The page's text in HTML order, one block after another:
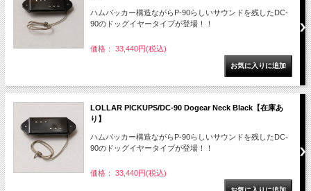
ハムバッカー構造ながらP-90らしいサウンドを残したDC-
90のドッグイヤータイプが登場！！
価格： 33,440円(税込)
LOLLAR PICKUPS/DC-90 Dogear Neck Black【在庫あ
り】
ハムバッカー構造ながらP-90らしいサウンドを残したDC-
90のドッグイヤータイプが登場！！
価格： 33,440円(税込)